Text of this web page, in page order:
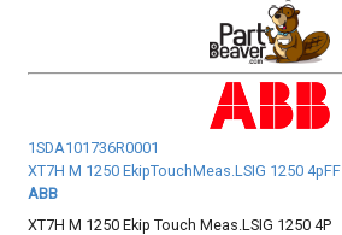
1SDA101736R0001
XT7H M 1250 EkipTouchMeas.LSIG 1250 4pFF
ABB
XT7H M 1250 Ekip Touch Meas.LSIG 1250 4P